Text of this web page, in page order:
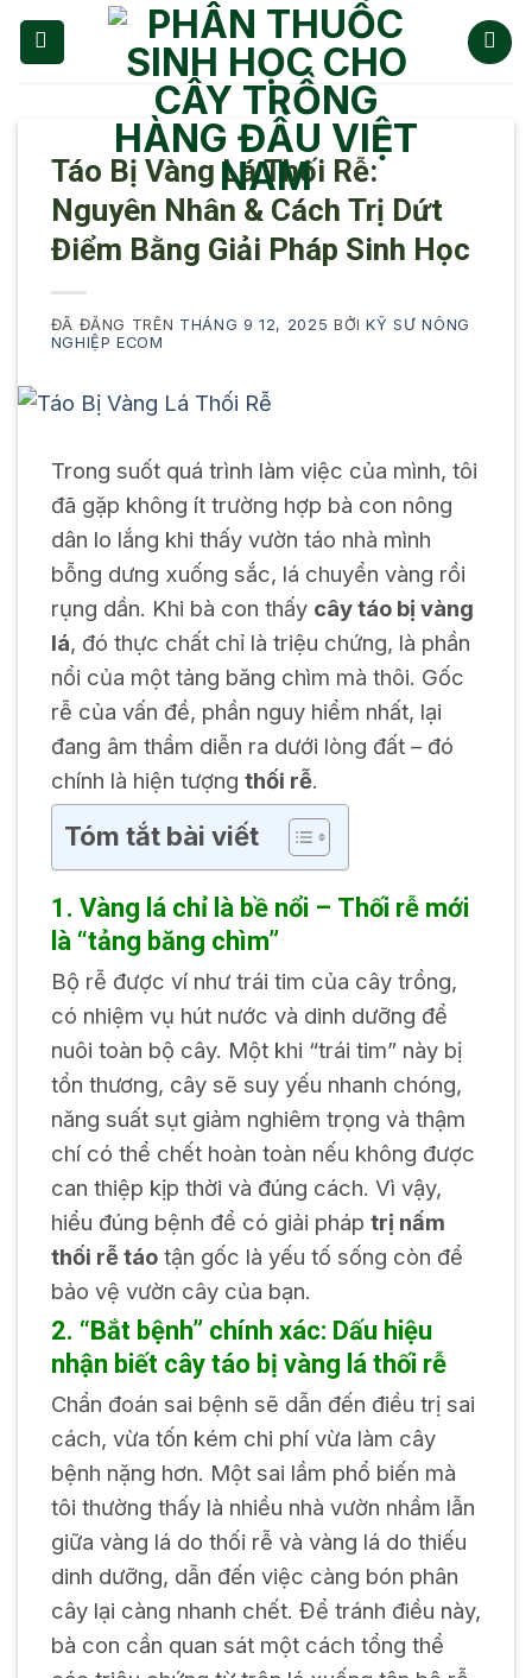
Chuyển
đến
Táo Bị Vàng Lá Thối Rễ:
Nguyên Nhân & Cách Trị Dứt
Điểm Bằng Giải Pháp Sinh Học
ĐÃ ĐĂNG TRÊN THÁNG 9 12, 2025 BỞIKỸ SƯ NÔNG
NGHIỆP ECOM
Trong suốt quá trình làm việc của mình, tôi
đã gặp không ít trường hợp bà con nông
dân lo lắng khi thấy vườn táo nhà mình
bỗng dưng xuống sắc, lá chuyển vàng rồi
rụng dần. Khi bà con thấy cây táo bị vàng
lá, đó thực chất chỉ là triệu chứng, là phần
nổi của một tảng băng chìm mà thôi. Gốc
rễ của vấn đề, phần nguy hiểm nhất, lại
đang âm thầm diễn ra dưới lòng đất – đó
chính là hiện tượng thối rễ.
Tóm tắt bài viết
1. Vàng lá chỉ là bề nổi – Thối rễ mới
là “tảng băng chìm”
Bộ rễ được ví như trái tim của cây trồng,
có nhiệm vụ hút nước và dinh dưỡng để
nuôi toàn bộ cây. Một khi “trái tim” này bị
tổn thương, cây sẽ suy yếu nhanh chóng,
năng suất sụt giảm nghiêm trọng và thậm
chí có thể chết hoàn toàn nếu không được
can thiệp kịp thời và đúng cách. Vì vậy,
hiểu đúng bệnh để có giải pháp trị nấm
thối rễ táotận gốc là yếu tố sống còn để
bảo vệ vườn cây của bạn.
2. “Bắt bệnh” chính xác: Dấu hiệu
nhận biết cây táo bị vàng lá thối rễ
Chẩn đoán sai bệnh sẽ dẫn đến điều trị sai
cách, vừa tốn kém chi phí vừa làm cây
bệnh nặng hơn. Một sai lầm phổ biến mà
tôi thường thấy là nhiều nhà vườn nhầm lẫn
giữa vàng lá do thối rễ và vàng lá do thiếu
dinh dưỡng, dẫn đến việc càng bón phân
cây lại càng nhanh chết. Để tránh điều này,
bà con cần quan sát một cách tổng thể